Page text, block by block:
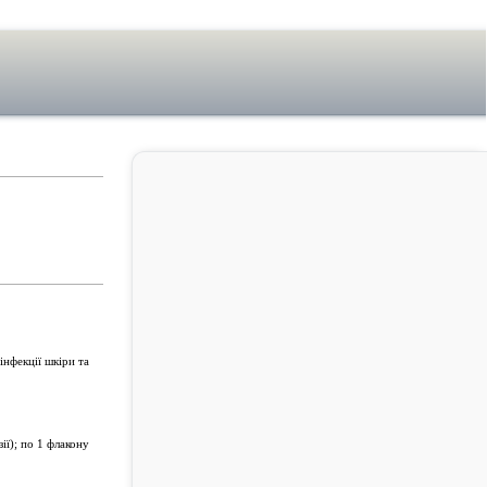
шкіри та
по 1 флакону